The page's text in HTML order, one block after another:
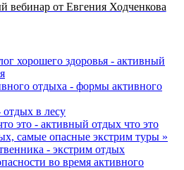
вебинар от Евгения Ходченкова
хорошего здоровья - активный
отдыха - формы активного
отдых в лесу
это - активный отдых что это
самые опасные экстрим туры »
- экстрим отдых
во время активного